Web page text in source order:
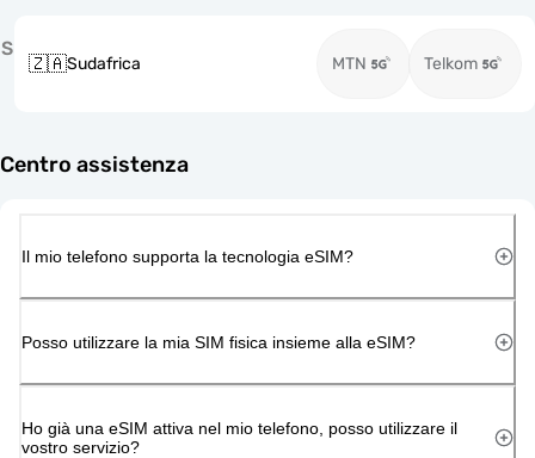
S
🇿🇦Sudafrica MTN Telkom
Centro assistenza
Il mio telefono supporta la tecnologia eSIM?
Posso utilizzare la mia SIM fisica insieme alla eSIM?
Ho già una eSIM attiva nel mio telefono, posso utilizzare il
vostro servizio?